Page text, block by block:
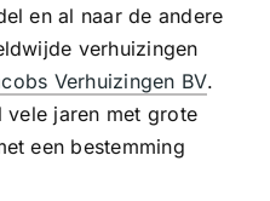
en al naar de andere
verhuizingen
Verhuizingen BV.
jaren met grote
een bestemming